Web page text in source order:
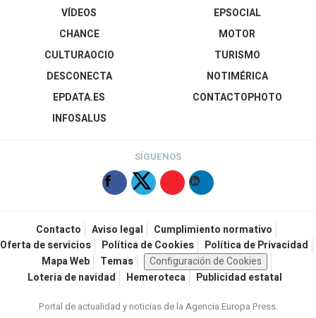
VÍDEOS
EPSOCIAL
CHANCE
CULTURAOCIO
DESCONECTA
EPDATA.ES
INFOSALUS
MOTOR
TURISMO
NOTIMÉRICA
CONTACTOPHOTO
SÍGUENOS
Contacto Aviso legal
Cumplimiento normativo
Oferta de servicios
Política de Cookies
Política de Privacidad
Mapa Web
Temas
Configuración de Cookies
Loteria de navidad
Hemeroteca Publicidad estatal
Portal de actualidad y noticias de la Agencia Europa Press.